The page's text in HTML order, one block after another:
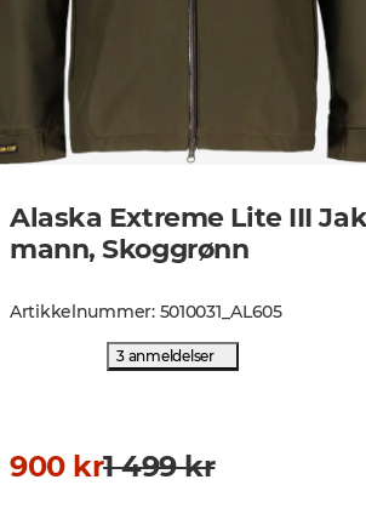
Alaska Extreme Lite III
mann, Skoggrønn
Artikkelnummer: 5010031 _AL605
3 anmeldelser
900 kr1 499 kr